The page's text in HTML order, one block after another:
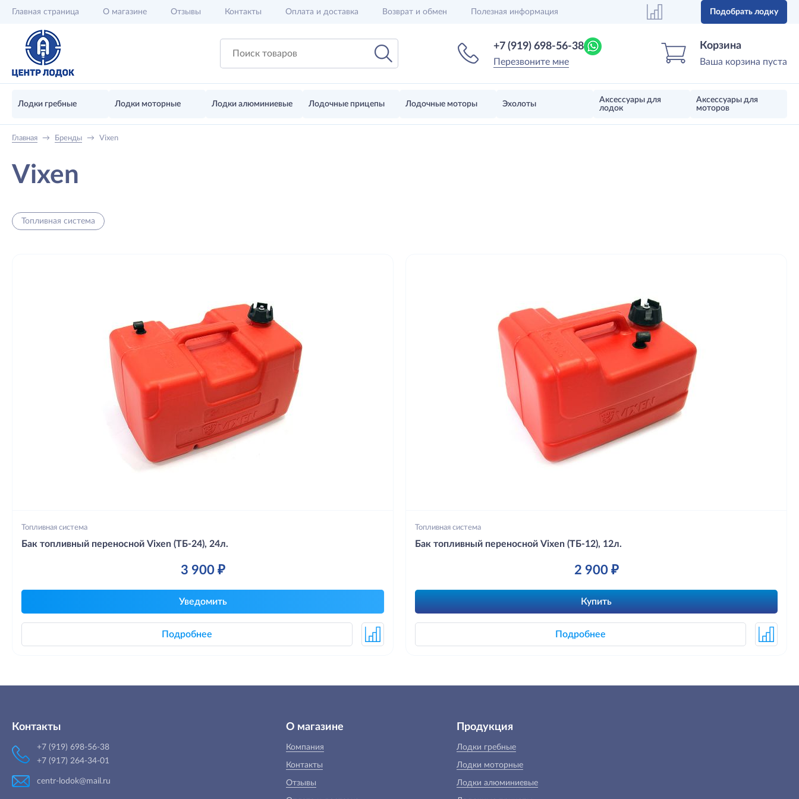
Главная страница О магазине Отзывы Контакты Оплата и доставка Возврат и обмен Полезная информация Подобрать лодку
Корзина
Ваша корзина пуста
+7 (919) 698-56-38
Перезвоните мне
Лодки гребные Лодки моторные Лодки алюминиевые Лодочные прицепы Лодочные моторы Эхолоты
Аксессуары для
лодок
Аксессуары для
моторов
Главная → Бренды → Vixen
Vixen
Топливная система
Топливная система
Бак топливный переносной Vixen (ТБ-24), 24л.
3 900 ₽
Уведомить
Подробнее
Топливная система
Бак топливный переносной Vixen (ТБ-12), 12л.
2 900 ₽
Купить
Подробнее
Контакты
+7 (919) 698-56-38
+7 (917) 264-34-01
centr-lodok@mail.ru
О магазине
Компания
Контакты
Отзывы
Продукция
Лодки гребные
Лодки моторные
Лодки алюминиевые